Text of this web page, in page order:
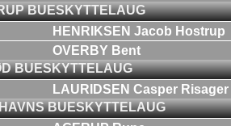
BUESKYTTELAUG
HENRIKSEN Jacob Hostrup
OVERBY Bent
BUESKYTTELAUG
LAURIDSEN Casper Risager
BUESKYTTELAUG